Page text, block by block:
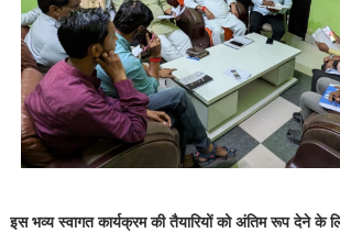
इस भव्य स्वागत कार्यक्रम की तैयारियों को अंतिम रूप देने के